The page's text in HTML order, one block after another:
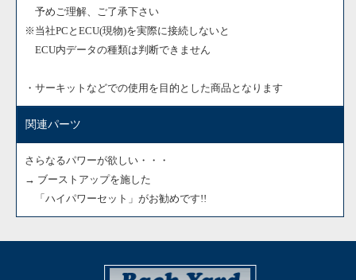
予めご理解、ご了承下さい
※当社PCとECU(現物)を実際に接続しないと
ECU内データの種類は判断できません
・サーキットなどでの使用を目的とした商品となります
関連パーツ
さらなるパワーが欲しい・・・
→ ブーストアップを施した
「ハイパワーセット」がお勧めです!!